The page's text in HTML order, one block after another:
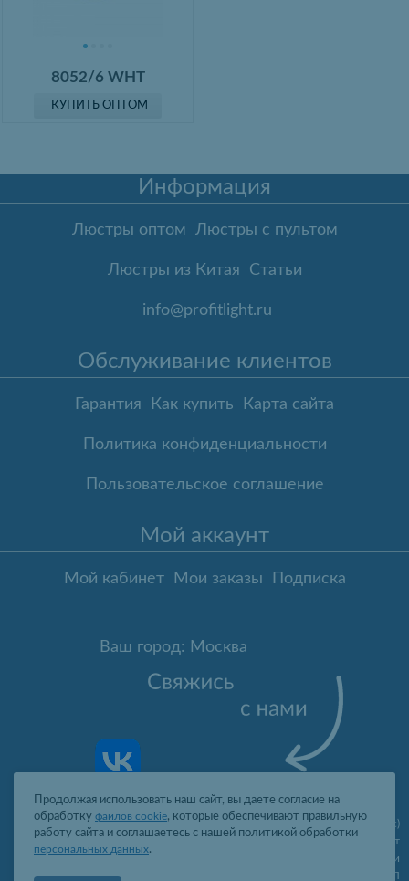
8052/6 WHT
КУПИТЬ ОПТОМ
Информация
Люстры оптом Люстры с пультом
Люстры из Китая Статьи
info@profitlight.ru
Обслуживание клиентов
Гарантия Как купить Карта сайта
Политика конфиденциальности
Пользовательское соглашение
Мой аккаунт
Мой кабинет Мои заказы Подписка
Ваш город: Москва
Москва
ул. Гарибальди, д.8, пом.I, комн.4 (юр. адрес)
09:00-19:00 пн-пт
2006-2026 © Профит Лайт Оптом люстры и светильники
ООО "ПРОФИТ ЛАЙТ", ОГРН 1077761388242, ИНН 7736566310, КПП
Продолжая использовать наш сайт, вы даете согласие на
обработку файлов cookie, которые обеспечивают правильную
работу сайта и соглашаетесь с нашей политикой обработки
персональных данных.